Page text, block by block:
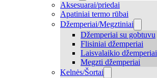
Aksesuarai/priedai
Apatiniai termo rūbai
Džemperiai/Megztiniai
Džemperiai su gobtuvu
Flisiniai džemperiai
Laisvalaikio džemperiai
Megzti džemperiai
Kelnės/Šortai